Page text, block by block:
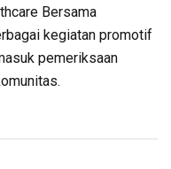
Bersama
kegiatan promotif
pemeriksaan